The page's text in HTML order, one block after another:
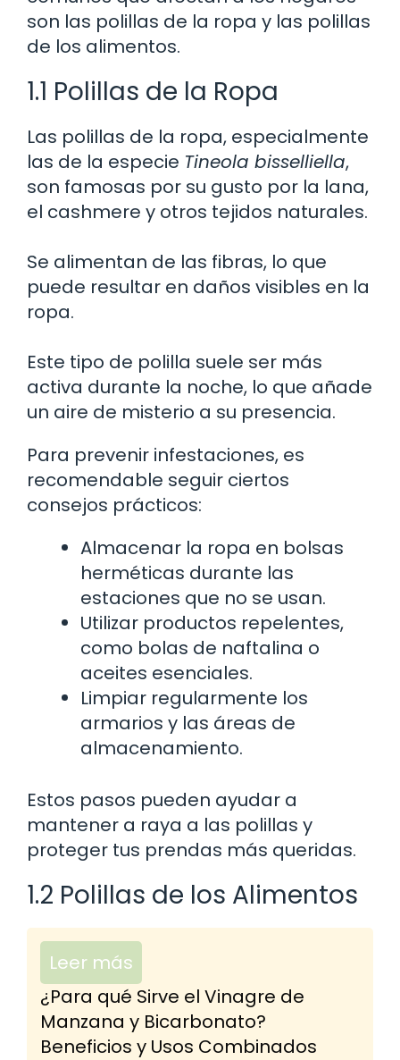
son las polillas de la ropa y las polillas
de los alimentos.
1.1 Polillas de la Ropa
Las polillas de la ropa, especialmente
las de la especie Tineola bisselliella,
son famosas por su gusto por la lana,
el cashmere y otros tejidos naturales.
Se alimentan de las fibras, lo que
puede resultar en daños visibles en la
ropa.
Este tipo de polilla suele ser más
activa durante la noche, lo que añade
un aire de misterio a su presencia.
Para prevenir infestaciones, es
recomendable seguir ciertos
consejos prácticos:
Almacenar la ropa en bolsas
herméticas durante las
estaciones que no se usan.
Utilizar productos repelentes,
como bolas de naftalina o
aceites esenciales.
Limpiar regularmente los
armarios y las áreas de
almacenamiento.
Estos pasos pueden ayudar a
mantener a raya a las polillas y
proteger tus prendas más queridas.
1.2 Polillas de los Alimentos
Leer más
¿Para qué Sirve el Vinagre de
Manzana y Bicarbonato?
Beneficios y Usos Combinados